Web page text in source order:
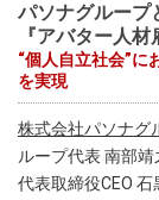
パソナグループ
『アバター人
“個人自立社会”に
を実現
株式会社パソナグ
ループ代表 南部
代表取締役CEO